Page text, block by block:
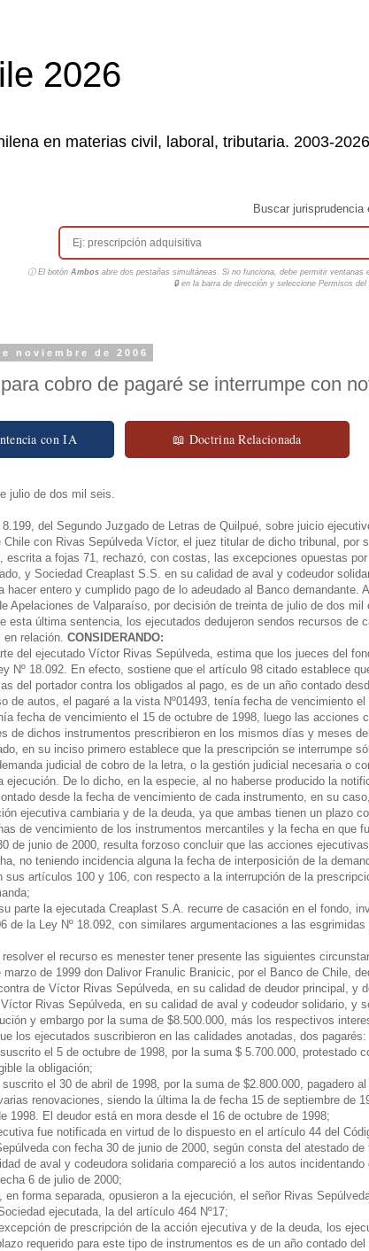
2026
en materias civil, laboral, tributaria. 2003-
Buscar jurisprudencia
ⓘ El botón Ambosabre dos pestañas simultáneas. Si no funciona, debe permitir
🔒 en la barra de dirección y seleccione Permisos
noviembre de 2006
cobro de pagaré se interrumpe con
con IA 📖 Doctrina Relacionada
julio de dos mil seis.
del Segundo Juzgado de Letras de Quilpué, sobre juicio
Chile con Rivas Sepúlveda Víctor, el juez titular de dicho tribunal, por
escrita a fojas 71, rechazó, con costas, las excepciones opuestas
y Sociedad Creaplast S.S. en su calidad de aval y codeudor
hacer entero y cumplido pago de lo adeudado al Banco demandante.
Apelaciones de Valparaíso, por decisión de treinta de julio de dos
esta última sentencia, los ejecutados dedujeron sendos recursos de
relación. CONSIDERANDO:
del ejecutado Víctor Rivas Sepúlveda, estima que los jueces del
Nº 18.092. En efecto, sostiene que el artículo 98 citado establece
del portador contra los obligados al pago, es de un año contado
de autos, el pagaré a la vista Nº01493, tenía fecha de vencimiento
fecha de vencimiento el 15 de octubre de 1998, luego las acciones
de dichos instrumentos prescribieron en los mismos días y meses
en su inciso primero establece que la prescripción se interrumpe
judicial de cobro de la letra, o la gestión judicial necesaria o
ejecución. De lo dicho, en la especie, al no haberse producido la
desde la fecha de vencimiento de cada instrumento, en su
ejecutiva cambiaria y de la deuda, ya que ambas tienen un plazo
de vencimiento de los instrumentos mercantiles y la fecha en que
de junio de 2000, resulta forzoso concluir que las acciones
no teniendo incidencia alguna la fecha de interposición de la
sus artículos 100 y 106, con respecto a la interrupción de la
parte la ejecutada Creaplast S.A. recurre de casación en el fondo,
de la Ley Nº 18.092, con similares argumentaciones a las
resolver el recurso es menester tener presente las siguientes
de 1999 don Dalivor Franulic Branicic, por el Banco de Chile,
de Víctor Rivas Sepúlveda, en su calidad de deudor principal, y
Rivas Sepúlveda, en su calidad de aval y codeudor solidario, y
y embargo por la suma de $8.500.000, más los respectivos
los ejecutados suscribieron en las calidades anotadas, dos pagarés:
el 5 de octubre de 1998, por la suma $ 5.700.000, protestado
la obligación;
suscrito el 30 de abril de 1998, por la suma de $2.800.000, pagadero
renovaciones, siendo la última la de fecha 15 de septiembre de
1998. El deudor está en mora desde el 16 de octubre de 1998;
fue notificada en virtud de lo dispuesto en el artículo 44 del
con fecha 30 de junio de 2000, según consta del atestado
de aval y codeudora solidaria compareció a los autos incidentando
6 de julio de 2000;
en forma separada, opusieron a la ejecución, el señor Rivas
ejecutada, la del artículo 464 Nº17;
de prescripción de la acción ejecutiva y de la deuda, los
requerido para este tipo de instrumentos es de un año contado